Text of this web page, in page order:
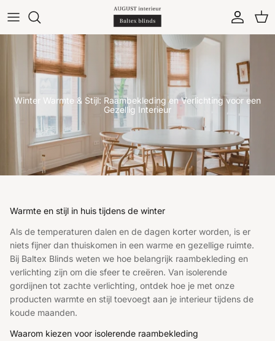
Account
Winter Warmte & Stijl: Raambekleding en Verlichting voor een
Gezellig Interieur
Warmte en stijl in huis tijdens de winter
Als de temperaturen dalen en de dagen korter worden, is er
niets fijner dan thuiskomen in een warme en gezellige ruimte.
Bij Baltex Blinds weten we hoe belangrijk raambekleding en
verlichting zijn om die sfeer te creëren. Van isolerende
gordijnen tot zachte verlichting, ontdek hoe je met onze
producten warmte en stijl toevoegt aan je interieur tijdens de
koude maanden.
Waarom kiezen voor isolerende raambekleding